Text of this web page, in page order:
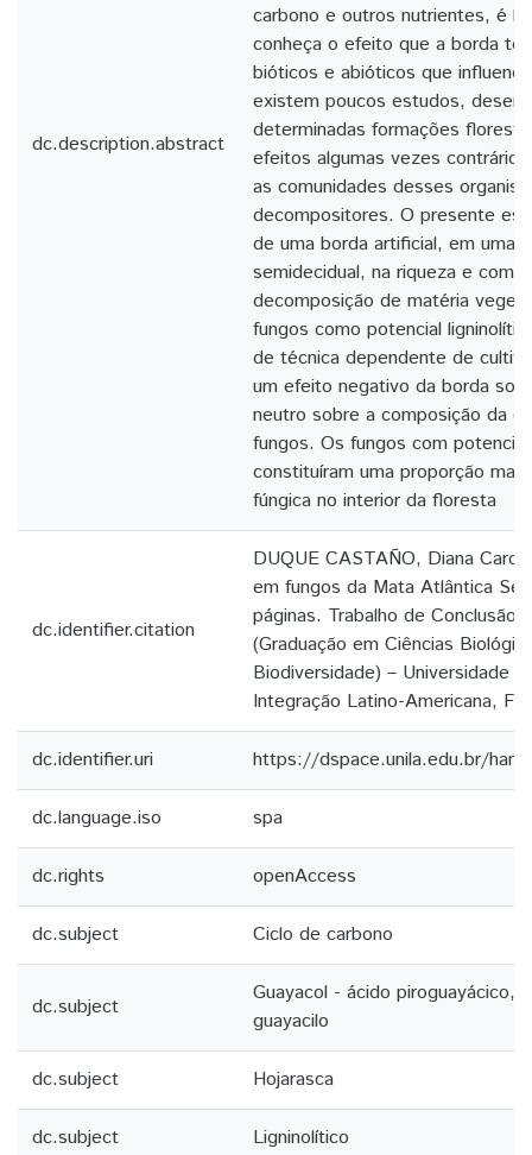
dc.description.abstract
carbono e outros nutrientes, é
conheça o efeito que a borda
bióticos e abióticos que
existem poucos estudos,
determinadas formações
efeitos algumas vezes
as comunidades desses
decompositores. O presente
de uma borda artificial, em uma
semidecidual, na riqueza e
decomposição de matéria
fungos como potencial
de técnica dependente de
um efeito negativo da borda
neutro sobre a composição da
fungos. Os fungos com
constituíram uma proporção
fúngica no interior da floresta
dc.identifier.citation
DUQUE CASTAÑO, Diana
em fungos da Mata Atlântica
páginas. Trabalho de Conclusão
(Graduação em Ciências
Biodiversidade) – Universidade
Integração Latino-Americana,
dc.identifier.uri https://dspace.unila.edu.br/
dc.language.iso spa
dc.rights openAccess
dc.subject Ciclo de carbono
dc.subject
Guayacol - ácido piroguayácico,
guayacilo
dc.subject Hojarasca
dc.subject Ligninolítico